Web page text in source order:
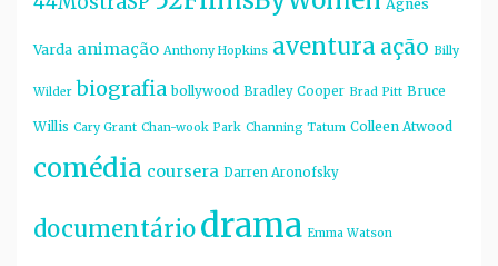
Agnès
Varda animação Anthony Hopkins aventura ação Billy
Wilder biografia bollywood Bradley Cooper Brad Pitt Bruce
Willis Cary Grant Chan-wook Park Channing Tatum Colleen Atwood
comédia coursera Darren Aronofsky
documentáriodrama Emma Watson